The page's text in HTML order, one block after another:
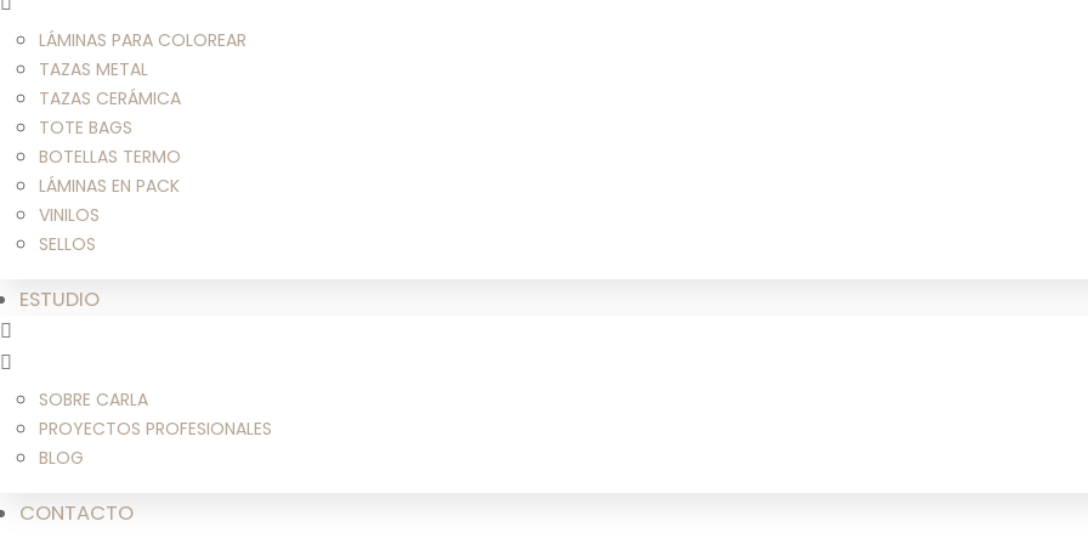
LÁMINAS PARA COLOREAR
TAZAS METAL
TAZAS CERÁMICA
TOTE BAGS
BOTELLAS TERMO
LÁMINAS EN PACK
VINILOS
SELLOS
ESTUDIO
SOBRE CARLA
PROYECTOS PROFESIONALES
BLOG
CONTACTO